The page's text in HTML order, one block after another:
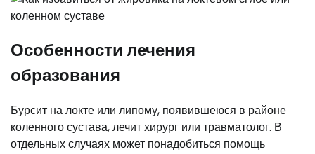
Особенности лечения
образования
Бурсит на локте или липому, появившеюся в районе
коленного сустава, лечит хирург или травматолог. В
отдельных случаях может понадобиться помощь